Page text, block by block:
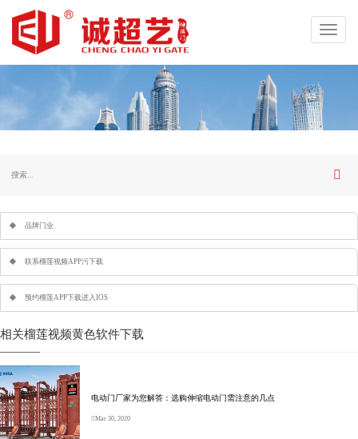
品牌门业
联系榴莲视频APP污下载
预约榴莲APP下载进入IOS
相关榴莲视频黄色软件下载
电动门厂家为您解答：选购伸缩电动门需注意的几点
Mar 30, 2020